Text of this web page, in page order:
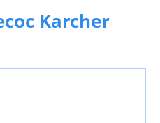
Karcher